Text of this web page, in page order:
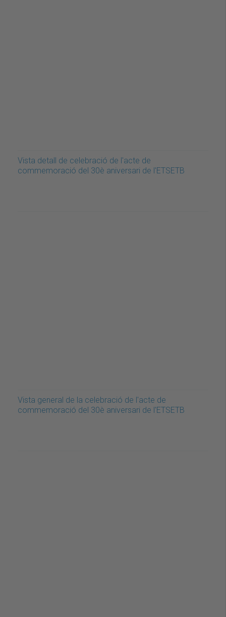
Vista detall de celebració de l'acte de
commemoració del 30è aniversari de l'ETSETB
Vista general de la celebració de l'acte de
commemoració del 30è aniversari de l'ETSETB